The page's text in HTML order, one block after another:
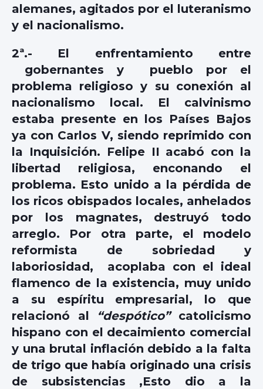
alemanes, agitados por el luteranismo
y el nacionalismo.
2ª.- El enfrentamiento entre
gobernantes y pueblo por el
problema religioso y su conexión al
nacionalismo local. El calvinismo
estaba presente en los Países Bajos
ya con Carlos V, siendo reprimido con
la Inquisición. Felipe II acabó con la
libertad religiosa, enconando el
problema. Esto unido a la pérdida de
los ricos obispados locales, anhelados
por los magnates, destruyó todo
arreglo. Por otra parte, el modelo
reformista de sobriedad y
laboriosidad, acoplaba con el ideal
flamenco de la existencia, muy unido
a su espíritu empresarial, lo que
relacionó al
“despótico”catolicismo
hispano con el decaimiento comercial
y una brutal inflación debido a la falta
de trigo que había originado una crisis
de subsistencias ,Esto dio a la